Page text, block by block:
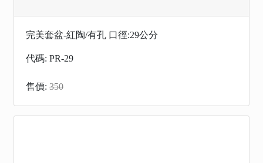
完美套盆-紅陶/有孔 口徑:29公分
代碼: PR-29
售價: 350